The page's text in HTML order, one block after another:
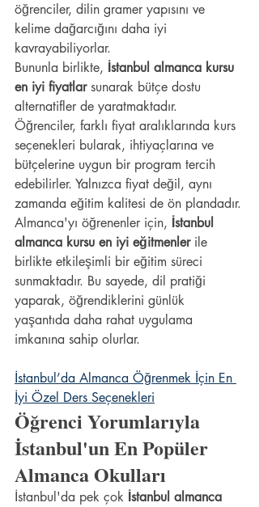
öğrenciler, dilin gramer yapısını ve
kelime dağarcığını daha iyi
kavrayabiliyorlar.
Bununla birlikte, İstanbul almanca kursu
en iyi fiyatlar sunarak bütçe dostu
alternatifler de yaratmaktadır.
Öğrenciler, farklı fiyat aralıklarında kurs
seçenekleri bularak, ihtiyaçlarına ve
bütçelerine uygun bir program tercih
edebilirler. Yalnızca fiyat değil, aynı
zamanda eğitim kalitesi de ön plandadır.
Almanca'yı öğrenenler için, İstanbul
almanca kursu en iyi eğitmenler ile
birlikte etkileşimli bir eğitim süreci
sunmaktadır. Bu sayede, dil pratiği
yaparak, öğrendiklerini günlük
yaşantıda daha rahat uygulama
imkanına sahip olurlar.
İstanbul’da Almanca Öğrenmek İçin En
İyi Özel Ders Seçenekleri
Öğrenci Yorumlarıyla
İstanbul'un En Popüler
Almanca Okulları
İstanbul'da pek çok İstanbul almanca